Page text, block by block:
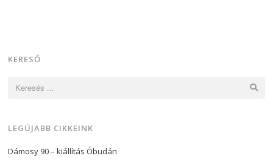
KERESŐ
Keresés:
LEGÚJABB CIKKEINK
Dámosy 90 – kiállítás Óbudán